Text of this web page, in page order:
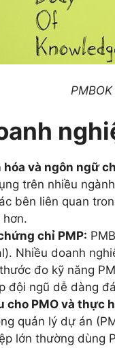
hóa và ngôn ngữ
trên nhiều
bên liên quan
chỉ PMP:
Nhiều doanh
đo kỹ năng
đội ngũ dễ dàng
cho PMO và thực
quản lý dự án
lớn thường dùng